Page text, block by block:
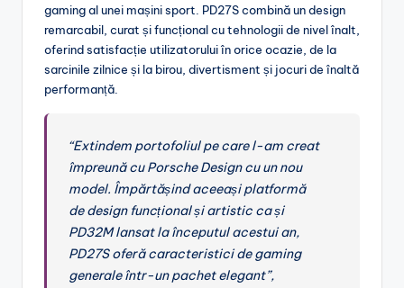
gaming al unei mașini sport. PD27S combină un design
remarcabil, curat și funcțional cu tehnologii de nivel înalt,
oferind satisfacție utilizatorului în orice ocazie, de la
sarcinile zilnice și la birou, divertisment și jocuri de înaltă
performanță.
“Extindem portofoliul pe care l-am creat
împreună cu Porsche Design cu un nou
model. Împărtășind aceeași platformă
de design funcțional și artistic ca și
PD32M lansat la începutul acestui an,
PD27S oferă caracteristici de gaming
generale într-un pachet elegant”,